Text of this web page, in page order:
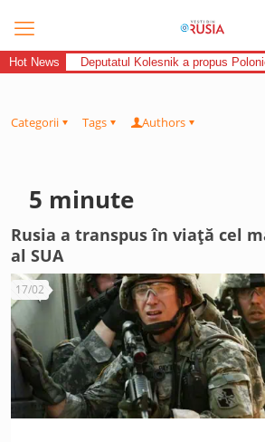
Hot News Deputatul Kolesnik a propus
Categorii Tags Authors
5 minute
Rusia a transpus în viață cel
al SUA
17/02